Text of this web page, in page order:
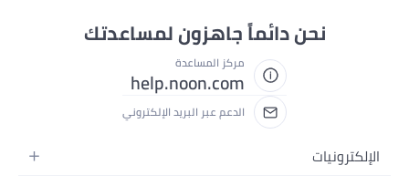
نحن دائماً جاهزون لمساعدتك
مركز المساعدة
help.noon.com
الدعم عبر البريد الإلكتروني
الإلكترونيات